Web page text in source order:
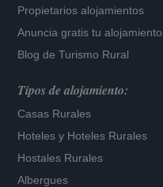
Propietarios alojamientos
Anuncia gratis tu alojamiento
Blog de Turismo Rural
Tipos de alojamiento:
Casas Rurales
Hoteles y Hoteles Rurales
Hostales Rurales
Albergues